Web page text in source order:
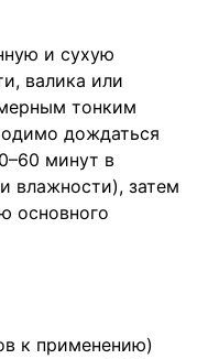
и сухую
валика или
тонким
дождаться
минут в
влажности), затем
основного
к применению)